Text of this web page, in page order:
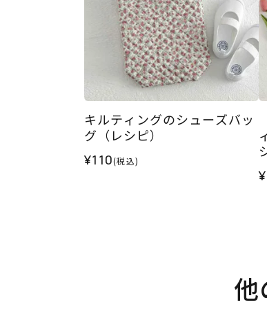
キルティングのシューズバッ
グ（レシピ）
¥110(税込)